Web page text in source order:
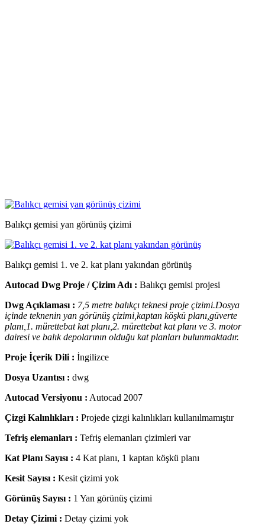
Balıkçı gemisi yan görünüş çizimi
Balıkçı gemisi 1. ve 2. kat planı yakından görünüş
Autocad Dwg Proje / Çizim Adı : Balıkçı gemisi projesi
Dwg Açıklaması : 7,5 metre balıkçı teknesi proje çizimi.Dosya
içinde teknenin yan görünüş çizimi,kaptan köşkü planı,güverte
planı,1. mürettebat kat planı,2. mürettebat kat planı ve 3. motor
dairesi ve balık depolarının olduğu kat planları bulunmaktadır.
Proje İçerik Dili : İngilizce
Dosya Uzantısı : dwg
Autocad Versiyonu : Autocad 2007
Çizgi Kalınlıkları : Projede çizgi kalınlıkları kullanılmamıştır
Tefriş elemanları : Tefriş elemanları çizimleri var
Kat Planı Sayısı : 4 Kat planı, 1 kaptan köşkü planı
Kesit Sayısı : Kesit çizimi yok
Görünüş Sayısı : 1 Yan görünüş çizimi
Detay Çizimi : Detay çizimi yok